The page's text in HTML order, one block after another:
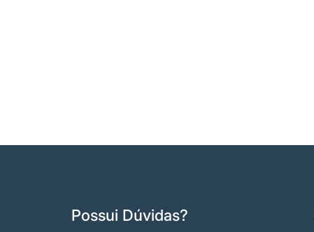
Possui Dúvidas?